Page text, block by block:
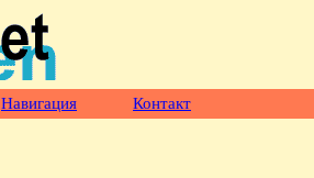
Навигация Контакт